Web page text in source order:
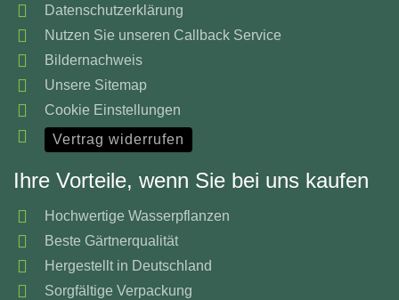
Datenschutzerklärung
Nutzen Sie unseren Callback Service
Bildernachweis
Unsere Sitemap
Cookie Einstellungen
Vertrag widerrufen
Ihre Vorteile, wenn Sie bei uns kaufen
Hochwertige Wasserpflanzen
Beste Gärtnerqualität
Hergestellt in Deutschland
Sorgfältige Verpackung